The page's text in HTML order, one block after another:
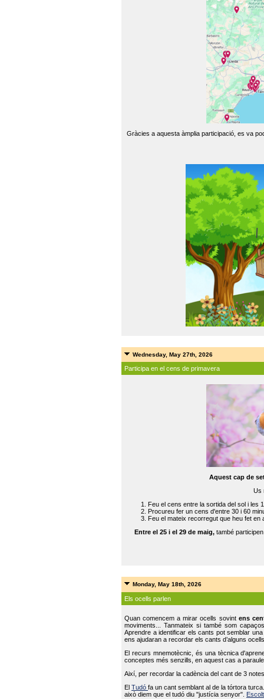
Gràcies a aquesta àmplia participació, es va
Wednesday, May 27th, 2026
Participa en el cens de primavera
Aquest cap de
Us
Feu el cens entre la sortida del sol i les
Procureu fer un cens d'entre 30 i 60
Feu el mateix recorregut que heu fet en
Entre el 25 i el 29 de maig, també
Monday, May 18th, 2026
Els ocells parlen
Quan comencem a mirar ocells sovint ens
moviments... Tanmateix si també som
Aprendre a identificar els cants pot semblar
ens ajudaran a recordar els cants d’alguns
El recurs mnemotècnic, és una tècnica
conceptes més senzills, en aquest cas a
Així, per recordar la cadència del cant de 3
ElTudófa un cant semblant al de la tórtora
això diem que el tudó diu "justícia senyor".